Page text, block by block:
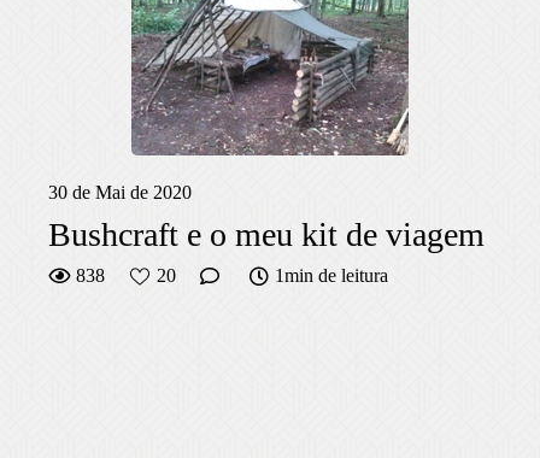
30 de Mai de 2020
Bushcraft e o meu kit de viagem
838 20 1min de leitura